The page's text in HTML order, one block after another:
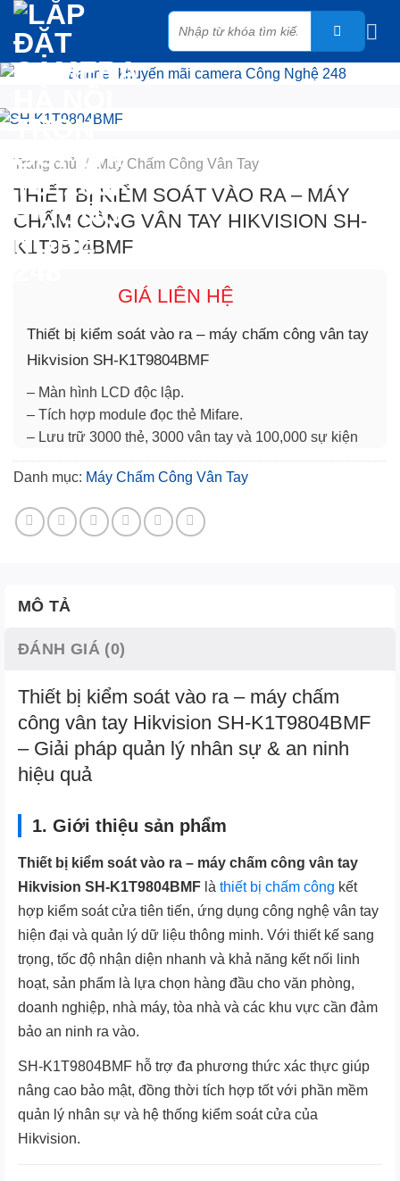
Skip
content
Tìm
kiếm:
Trang chủ / Máy Chấm Công Vân Tay
THIẾT BỊ KIỂM SOÁT VÀO RA – MÁY
CHẤM CÔNG VÂN TAY HIKVISION SH-
K1T9804BMF
GIÁ LIÊN HỆ
Thiết bị kiểm soát vào ra – máy chấm công vân tay
Hikvision SH-K1T9804BMF
– Màn hình LCD độc lập.
– Tích hợp module đọc thẻ Mifare.
– Lưu trữ 3000 thẻ, 3000 vân tay và 100,000 sự kiện
Chấm công.
– Hỗ trợ tính năng Chấm công, tạo Báo cáo Tự động,
Module Vân tay Quang học.
– Giao tiếp Uplink: TCP-IP, WIFI.
Danh mục: Máy Chấm Công Vân Tay
MÔ TẢ
ĐÁNH GIÁ (0)
Thiết bị kiểm soát vào ra – máy chấm
công vân tay Hikvision SH-K1T9804BMF
– Giải pháp quản lý nhân sự & an ninh
hiệu quả
1. Giới thiệu sản phẩm
Thiết bị kiểm soát vào ra – máy chấm công vân tay
Hikvision SH-K1T9804BMF là thiết bị chấm công kết
hợp kiểm soát cửa tiên tiến, ứng dụng công nghệ vân tay
hiện đại và quản lý dữ liệu thông minh. Với thiết kế sang
trọng, tốc độ nhận diện nhanh và khả năng kết nối linh
hoạt, sản phẩm là lựa chọn hàng đầu cho văn phòng,
doanh nghiệp, nhà máy, tòa nhà và các khu vực cần đảm
bảo an ninh ra vào.
SH-K1T9804BMF hỗ trợ đa phương thức xác thực giúp
nâng cao bảo mật, đồng thời tích hợp tốt với phần mềm
quản lý nhân sự và hệ thống kiểm soát cửa của
Hikvision.